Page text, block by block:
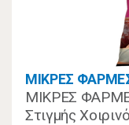
ΜΙΚΡΕΣ
ΜΙΚΡΕΣ
Στιγμής